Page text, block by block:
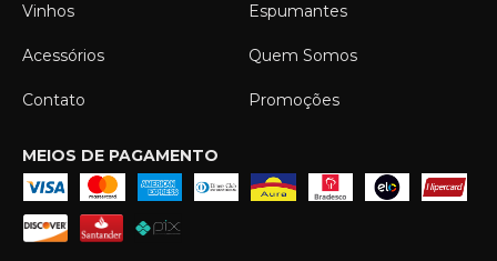
Vinhos Espumantes
Acessórios Quem Somos
Contato Promoções
MEIOS DE PAGAMENTO